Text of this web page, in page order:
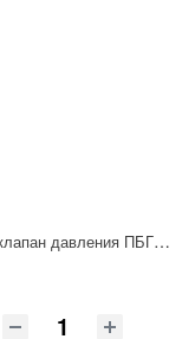
Гидроклапан давления ПБГ54-32М